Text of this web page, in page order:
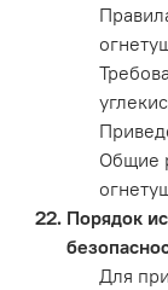
Общие
Порядок
Для